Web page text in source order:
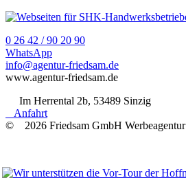
0 26 42 / 90 20 90
WhatsApp
info@agentur-friedsam.de
www.agentur-friedsam.de
Im Herrental 2b, 53489 Sinzig
Anfahrt
© 2026 Friedsam GmbH Werbeagentur